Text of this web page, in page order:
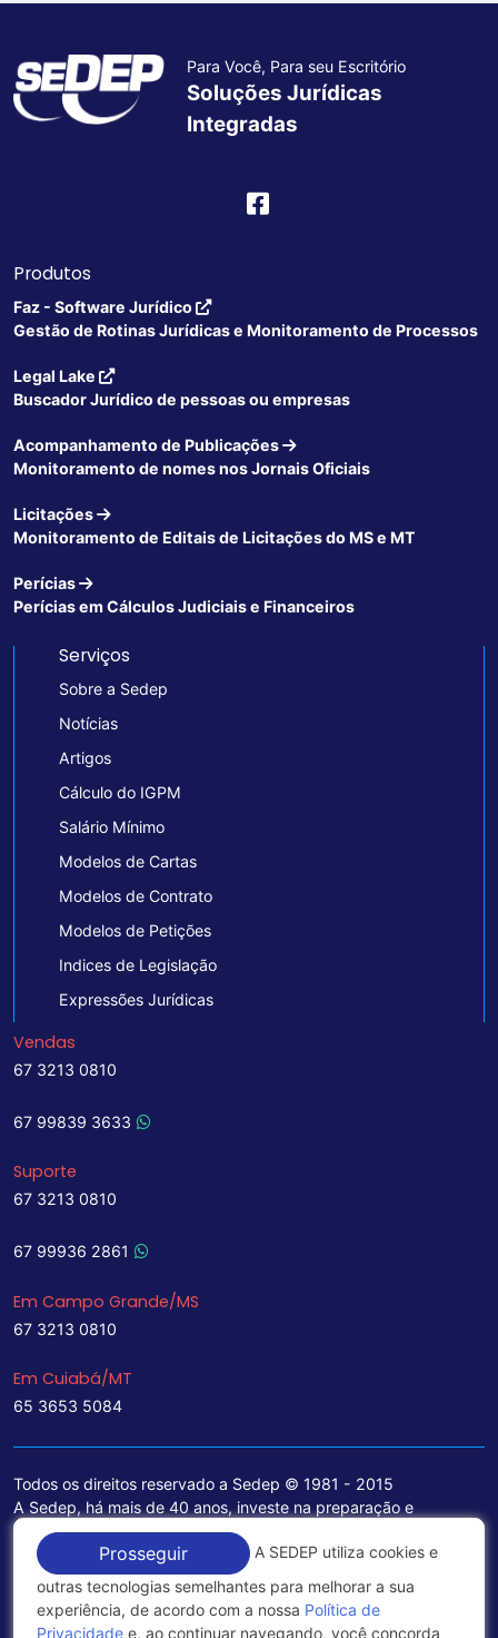
Para Você, Para seu Escritório
Soluções Jurídicas
Integradas
Produtos
Faz - Software Jurídico
Gestão de Rotinas Jurídicas e Monitoramento de Processos
Legal Lake
Buscador Jurídico de pessoas ou empresas
Acompanhamento de Publicações
Monitoramento de nomes nos Jornais Oficiais
Licitações
Monitoramento de Editais de Licitações do MS e MT
Perícias
Perícias em Cálculos Judiciais e Financeiros
Serviços
Sobre a Sedep
Notícias
Artigos
Cálculo do IGPM
Salário Mínimo
Modelos de Cartas
Modelos de Contrato
Modelos de Petições
Indices de Legislação
Expressões Jurídicas
Vendas
67 3213 0810
67 99839 3633
Suporte
67 3213 0810
67 99936 2861
Em Campo Grande/MS
67 3213 0810
Em Cuiabá/MT
65 3653 5084
Todos os direitos reservado a Sedep © 1981 - 2015
A Sedep, há mais de 40 anos, investe na preparação e
treinamento de funcionários e na aquisição de tecnologia de
ponta para a ampliação de seu portfólio de serviços voltados
para a área jurídica, que contemplam informações seguras e
excelentes soluções empresariais.
Prosseguir
A SEDEP utiliza cookies e
outras tecnologias semelhantes para melhorar a sua
experiência, de acordo com a nossa Política de
Privacidade e, ao continuar navegando, você concorda